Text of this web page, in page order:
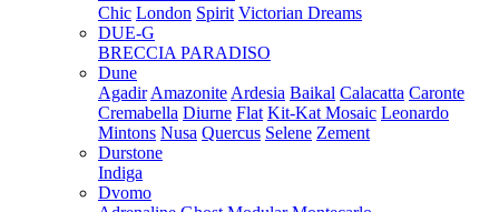
Chic London Spirit Victorian Dreams
DUE-G
BRECCIA PARADISO
Dune
Agadir Amazonite Ardesia Baikal Calacatta Caronte
Cremabella Diurne Flat Kit-Kat Mosaic Leonardo
Mintons Nusa Quercus Selene Zement
Durstone
Indiga
Dvomo